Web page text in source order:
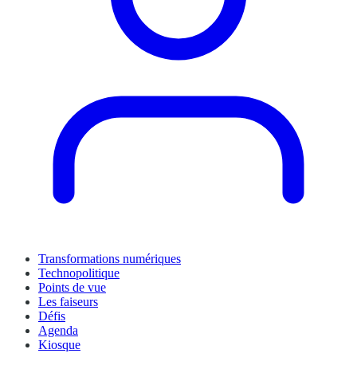
Transformations numériques
Technopolitique
Points de vue
Les faiseurs
Défis
Agenda
Kiosque